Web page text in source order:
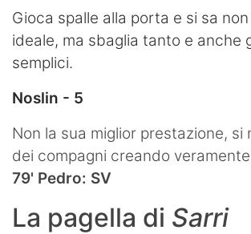
Gioca spalle alla porta e si sa
ideale, ma sbaglia tanto e anche
semplici.
Noslin - 5
Non la sua miglior prestazione, si
dei compagni creando
79' Pedro: SV
La pagella di Sarri